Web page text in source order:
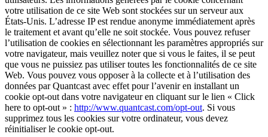
votre utilisation de ce site Web sont stockées sur un serveur aux
États-Unis. L’adresse IP est rendue anonyme immédiatement après
le traitement et avant qu’elle ne soit stockée. Vous pouvez refuser
l’utilisation de cookies en sélectionnant les paramètres appropriés sur
votre navigateur, mais veuillez noter que si vous le faites, il se peut
que vous ne puissiez pas utiliser toutes les fonctionnalités de ce site
Web. Vous pouvez vous opposer à la collecte et à l’utilisation des
données par Quantcast avec effet pour l’avenir en installant un
cookie opt-out dans votre navigateur en cliquant sur le lien « Click
here to opt-out » : http://www.quantcast.com/opt-out. Si vous
supprimez tous les cookies sur votre ordinateur, vous devez
réinitialiser le cookie opt-out.